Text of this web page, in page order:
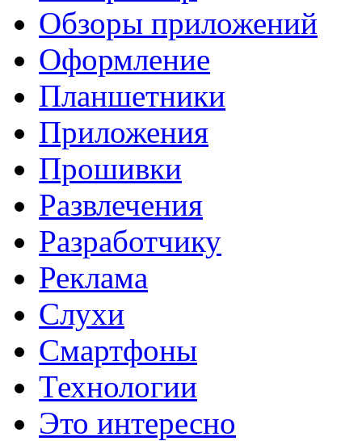
Обзоры приложений
Оформление
Планшетники
Приложения
Прошивки
Развлечения
Разработчику
Реклама
Слухи
Смартфоны
Технологии
Это интересно